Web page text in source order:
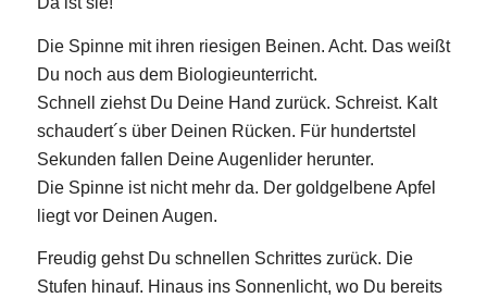
Die Spinne mit ihren riesigen Beinen. Acht. Das weißt
Du noch aus dem Biologieunterricht.
Schnell ziehst Du Deine Hand zurück. Schreist. Kalt
schaudert´s über Deinen Rücken. Für hundertstel
Sekunden fallen Deine Augenlider herunter.
Die Spinne ist nicht mehr da. Der goldgelbene Apfel
liegt vor Deinen Augen.
Freudig gehst Du schnellen Schrittes zurück. Die
Stufen hinauf. Hinaus ins Sonnenlicht, wo Du bereits